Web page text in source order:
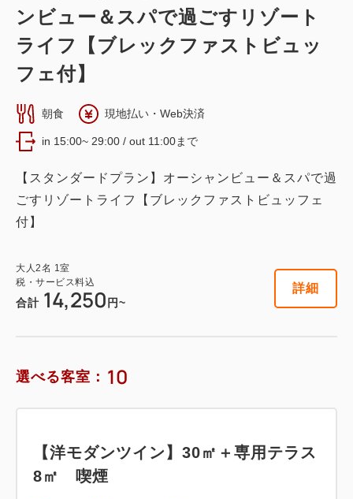
税・サービス料込
28,000円~
【和美麗スイート】78㎡＋専用テラス
Wi-Fiあり（無料）
【洋モダンツイン】30㎡＋専用テラス
8㎡ 信楽焼露天風呂
ンビュー＆スパで過ごすリゾート
ライフ【ブレックファストビュッ
フェ付】
朝食 現地払い・Web決済
in 15:00~ 29:00 / out 11:00まで
【スタンダードプラン】オーシャンビュー＆スパで過
ごすリゾートライフ【ブレックファストビュッフェ
付】
大人2名 1室
税・サービス料込
合計 14,250 円~
詳細
選べる客室： 10
【洋モダンツイン】30㎡＋専用テラス
8㎡ 喫煙